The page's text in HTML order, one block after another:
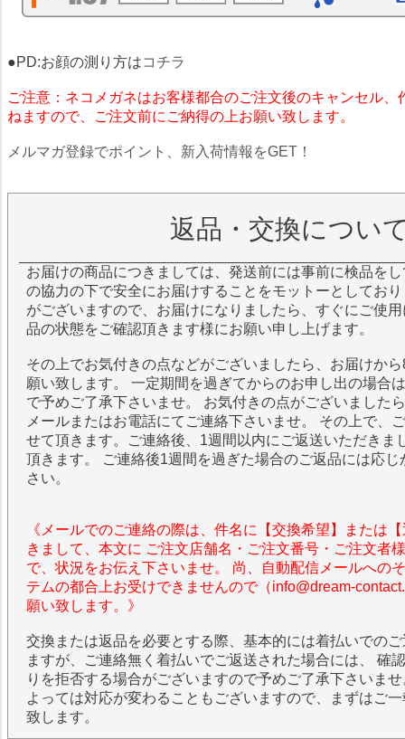
●PD:お顔の測り方はコチラ
ご注意：ネコメガネはお客様都合のご注文後のキャンセル、
ねますので、ご注文前にご納得の上お願い致します。
メルマガ登録でポイント、新入荷情報をGET！
返品・交換につい
お届けの商品につきましては、発送前には事前に検品を
の協力の下で安全にお届けすることをモットーとしてお
がございますので、お届けになりましたら、すぐにご使
品の状態をご確認頂きます様にお願い申し上げます。
その上でお気付きの点などがございましたら、お届けか
願い致します。 一定期間を過ぎてからのお申し出の場合
で予めご了承下さいませ。 お気付きの点がございました
メールまたはお電話にてご連絡下さいませ。 その上で、
せて頂きます。ご連絡後、1週間以内にご返送いただきま
頂きます。 ご連絡後1週間を過ぎた場合のご返品には応
さい。
《メールでのご連絡の際は、件名に【交換希望】または
きまして、本文に ご注文店舗名・ご注文番号・ご注文者
で、状況をお伝え下さいませ。 尚、自動配信メールへの
テムの都合上お受けできませんので（info@dream-
願い致します。》
交換または返品を必要とする際、基本的には着払いでの
ますが、ご連絡無く着払いでご返送された場合には、 確
りを拒否する場合がございますので予めご了承下さいま
よっては対応が変わることもございますので、まずはご
致します。